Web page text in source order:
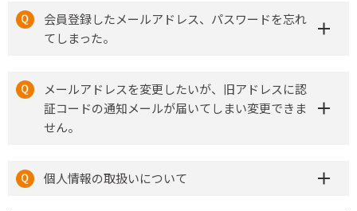
会員登録したメールアドレス、パスワードを忘れ
てしまった。
メールアドレスを変更したいが、旧アドレスに認
証コードの通知メールが届いてしまい変更できま
せん。
個人情報の取扱いについて